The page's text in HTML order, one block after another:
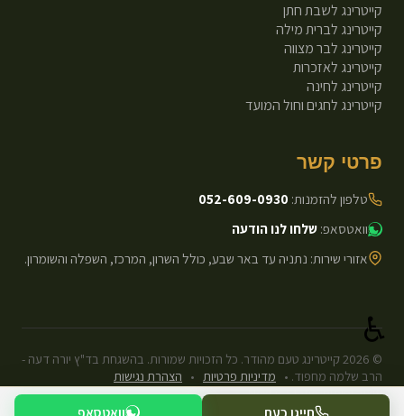
קייטרינג לשבת חתן
קייטרינג לברית מילה
קייטרינג לבר מצווה
קייטרינג לאזכרות
קייטרינג לחינה
קייטרינג לחגים וחול המועד
פרטי קשר
טלפון להזמנות: 052-609-0930
וואטסאפ: שלחו לנו הודעה
אזורי שירות: נתניה עד באר שבע, כולל השרון, המרכז, השפלה והשומרון.
©
2026קייטרינג טעם מהודר. כל הזכויות שמורות. בהשגחת בד"ץ יורה דעה -
הרב שלמה מחפוד. • מדיניות פרטיות • הצהרת נגישות
עיצוב ופיתוח: Next.js Static.
חייגו כעת וואטסאפ
♿